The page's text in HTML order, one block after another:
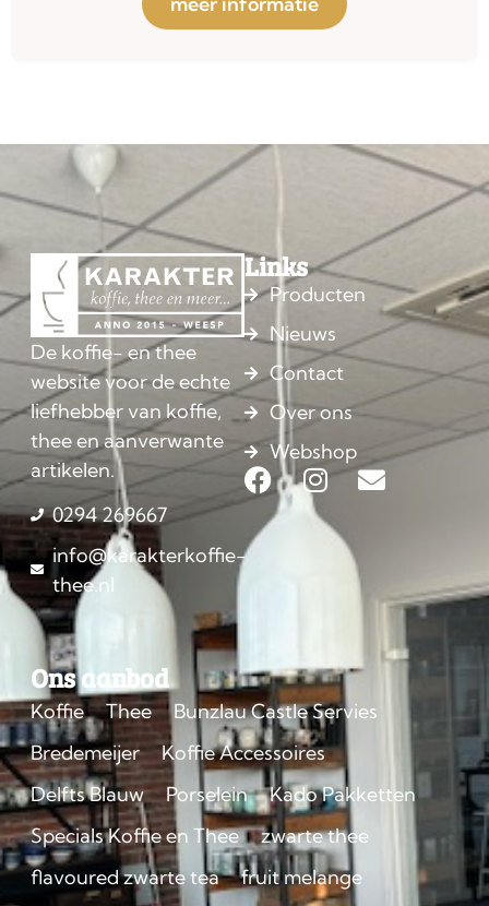
De koffie- en thee
website voor de echte
liefhebber van koffie,
thee en aanverwante
artikelen.
0294 269667
info@karakterkoffie-
thee.nl
Links
Producten
Nieuws
Contact
Over ons
Webshop
Ons aanbod
Koffie Thee
Bunzlau Castle Servies
Bredemeijer
Koffie Accessoires
Delfts Blauw
Porselein
Kado Pakketten
Specials Koffie en Thee
zwarte thee
flavoured zwarte tea
fruit melange